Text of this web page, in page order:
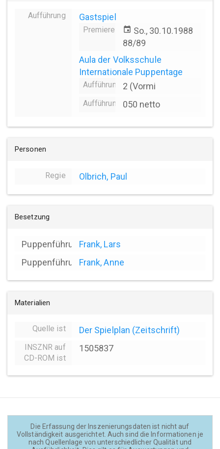
Aufführung Gastspiel
Premiere event So., 30.10.1988
88/89
Aula der Volksschule
Internationale Puppentage
Aufführungsanzahl
2 (Vormi
Aufführungsdauer
050 netto
Personen
Regie Olbrich, Paul
Besetzung
PuppenführungFrank, Lars
PuppenführungFrank, Anne
Materialien
Quelle ist Der Spielplan (Zeitschrift)
INSZNR auf
CD-ROM ist
1505837
Die Erfassung der Inszenierungsdaten ist nicht auf
Vollständigkeit ausgerichtet. Auch sind die Informationen je
nach Quellenlage von unterschiedlicher Qualität und